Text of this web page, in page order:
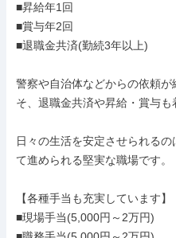
■昇給年1回
■賞与年2回
■退職金共済(勤続3年以上)
警察や自治体などからの依頼
そ、退職金共済や昇給・賞与も
日々の生活を安定させられる
て進められる堅実な職場です。
【各種手当も充実しています】
■現場手当(5,000円～2万円)